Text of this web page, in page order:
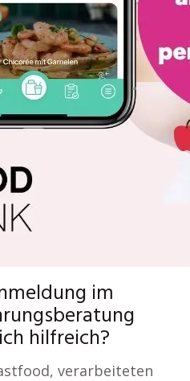
im
hilfreich?
verarbeiteten